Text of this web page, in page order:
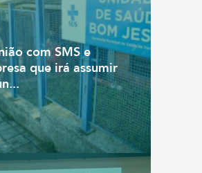
com SMS e
que irá assumir